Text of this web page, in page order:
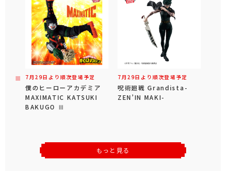
7月29日より順次登場予定
僕のヒーローアカデミア
MAXIMATIC KATSUKI
BAKUGO Ⅲ
7月29日より順次登場予定
呪術廻戦 Grandista-
ZEN’IN MAKI-
もっと見る